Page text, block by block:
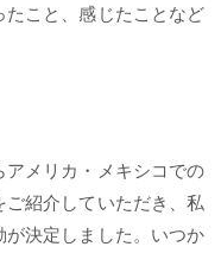
こと、感じたことなど
メリカ・メキシコでの
紹介していただき、私
決定しました。いつか